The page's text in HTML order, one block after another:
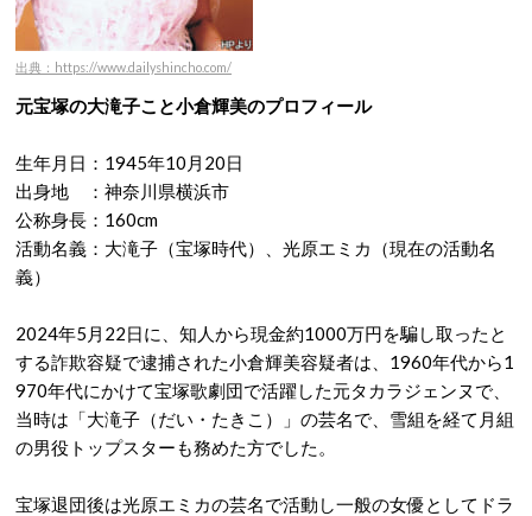
出典：https://www.dailyshincho.com/
元宝塚の大滝子こと小倉輝美のプロフィール
生年月日：1945年10月20日
出身地 ：神奈川県横浜市
公称身長：160cm
活動名義：大滝子（宝塚時代）、光原エミカ（現在の活動名
義）
2024年5月22日に、知人から現金約1000万円を騙し取ったと
する詐欺容疑で逮捕された小倉輝美容疑者は、1960年代から1
970年代にかけて宝塚歌劇団で活躍した元タカラジェンヌで、
当時は「大滝子（だい・たきこ）」の芸名で、雪組を経て月組
の男役トップスターも務めた方でした。
宝塚退団後は光原エミカの芸名で活動し一般の女優としてドラ